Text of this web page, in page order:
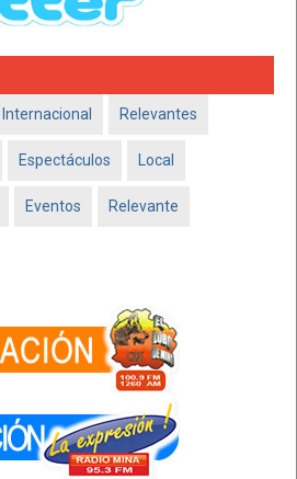
Internacional Relevantes
Espectáculos Local
Eventos Relevante